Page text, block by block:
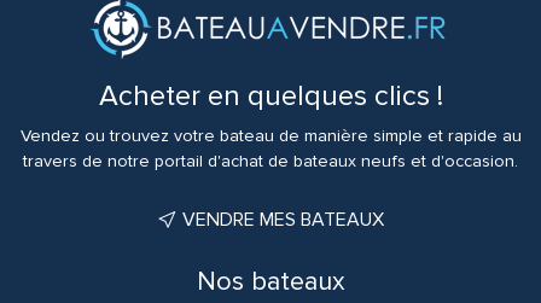
Acheter en quelques clics !
Vendez ou trouvez votre bateau de manière simple et rapide au
travers de notre portail d'achat de bateaux neufs et d'occasion.
VENDRE MES BATEAUX
Nos bateaux